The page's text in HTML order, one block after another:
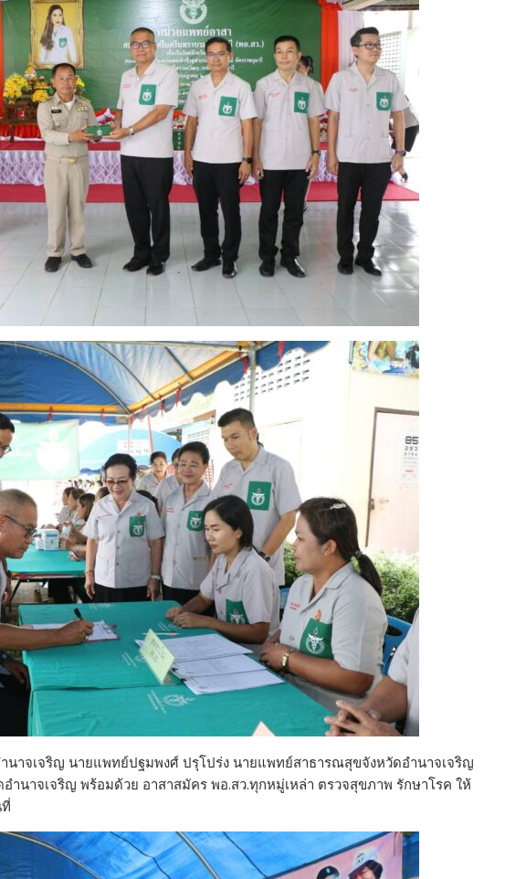
นาจเจริญ นายแพทย์ปฐมพงศ์ ปรุโปร่ง นายแพทย์สาธารณสุขจังหวัดอำนาจเจริญ
นาจเจริญ พร้อมด้วย อาสาสมัคร พอ.สว.ทุกหมู่เหล่า ตรวจสุขภาพ รักษาโรค ให้